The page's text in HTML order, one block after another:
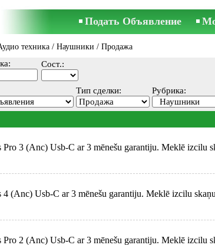
Подать Объявление
техника / Наушники / Продажа
Сост.:
Тип сделки: Рубрика:
Pro 3 (Anc) Usb-C ar 3 mēnešu garantiju. Meklē izcilu
4 (Anc) Usb-C ar 3 mēnešu garantiju. Meklē izcilu
Pro 2 (Anc) Usb-C ar 3 mēnešu garantiju. Meklē izcilu